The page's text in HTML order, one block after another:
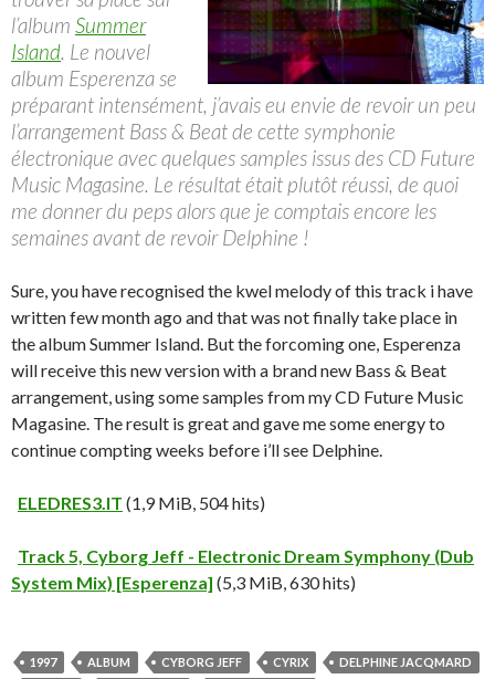
l’album Summer
Island. Le nouvel
album Esperenza se
préparant intensément, j’avais eu envie de revoir un peu
l’arrangement Bass & Beat de cette symphonie
électronique avec quelques samples issus des CD Future
Music Magasine. Le résultat était plutôt réussi, de quoi
me donner du peps alors que je comptais encore les
semaines avant de revoir Delphine !
Sure, you have recognised the kwel melody of this track i have
written few month ago and that was not finally take place in
the album Summer Island. But the forcoming one, Esperenza
will receive this new version with a brand new Bass & Beat
arrangement, using some samples from my CD Future Music
Magasine. The result is great and gave me some energy to
continue compting weeks before i’ll see Delphine.
ELEDRES3.IT (1,9 MiB, 504 hits)
Track 5, Cyborg Jeff - Electronic Dream Symphony (Dub
System Mix) [Esperenza] (5,3 MiB, 630 hits)
1997 ALBUM CYBORG JEFF CYRIX
DELPHINE JACQMARD